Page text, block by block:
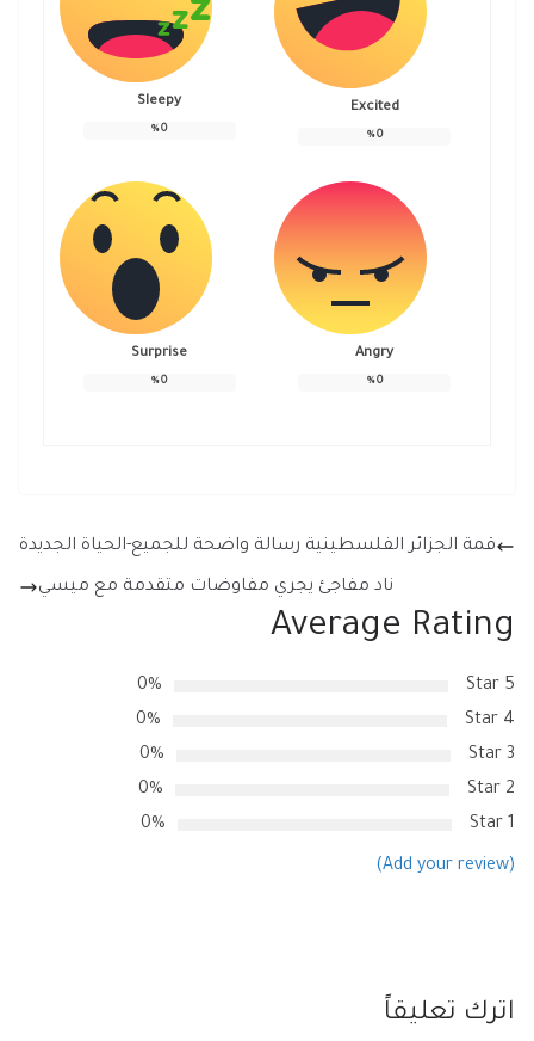
Excited
0
%
Sleepy
0
%
Angry
0
%
Surprise
0
%
قمة الجزائر الفلسطينية رسالة واضحة للجميع-الحياة الجديدة
ناد مفاجئ يجري مفاوضات متقدمة مع ميسي
Average Rating
5 Star
0%
4 Star
0%
3 Star
0%
2 Star
0%
1 Star
0%
(Add your review)
اترك تعليقاً